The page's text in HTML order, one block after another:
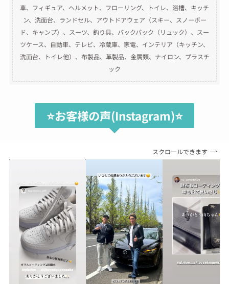
車、フィギュア、ヘルメット、フローリング、トイレ、浴槽、キッチ
ン、洗面台、ランドセル、アウトドアウェア（スキー、スノーボー
ド、キャンプ）、スーツ、釣り具、バックパック（リュック）、スー
ツケース、自動車、テレビ、冷蔵庫、家電、インテリア（キッチン、
洗面台、トイレ他）、布製品、革製品、金属類、ナイロン、プラスチ
ック
⭐️お客様の声(Instagram)⭐️
スクロールできます